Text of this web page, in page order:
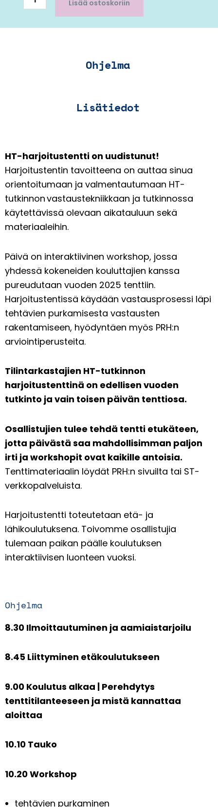
harjoitustentti
Lisää ostoskoriin
Ohjelma
Lisätiedot
HT-harjoitustentti on uudistunut!
Harjoitustentin tavoitteena on auttaa sinua
orientoitumaan ja valmentautumaan HT-
tutkinnon vastaustekniikkaan ja tutkinnossa
käytettävissä olevaan aikatauluun sekä
materiaaleihin.
Päivä on interaktiivinen workshop, jossa
yhdessä kokeneiden kouluttajien kanssa
pureudutaan vuoden 2025 tenttiin.
Harjoitustentissä käydään vastausprosessi läpi
tehtävien purkamisesta vastausten
rakentamiseen, hyödyntäen myös PRH:n
arviointiperusteita.
Tilintarkastajien HT-tutkinnon
harjoitustenttinä on edellisen vuoden
tutkinto ja vain toisen päivän tenttiosa.
Osallistujien tulee tehdä tentti etukäteen,
jotta päivästä saa mahdollisimman paljon
irti ja workshopit ovat kaikille antoisia.
Tenttimateriaalin löydät PRH:n sivuilta tai ST-
verkkopalveluista.
Harjoitustentti toteutetaan etä- ja
lähikoulutuksena. Toivomme osallistujia
tulemaan paikan päälle koulutuksen
interaktiivisen luonteen vuoksi.
Ohjelma
8.30 Ilmoittautuminen ja aamiaistarjoilu
8.45 Liittyminen etäkoulutukseen
9.00 Koulutus alkaa | Perehdytys
tenttitilanteeseen ja mistä kannattaa
aloittaa
10.10 Tauko
10.20 Workshop
tehtävien purkaminen